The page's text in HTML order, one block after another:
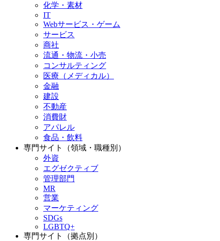
化学・素材
IT
Webサービス・ゲーム
サービス
商社
流通・物流・小売
コンサルティング
医療（メディカル）
金融
建設
不動産
消費財
アパレル
食品・飲料
専門サイト（領域・職種別）
外資
エグゼクティブ
管理部門
MR
営業
マーケティング
SDGs
LGBTQ+
専門サイト（拠点別）